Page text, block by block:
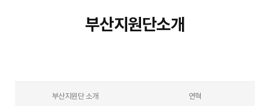
부산지원단소개
부산지원단 소개 연혁